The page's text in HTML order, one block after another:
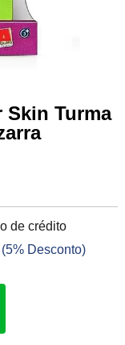
Skin Turma
de crédito
(5% Desconto)